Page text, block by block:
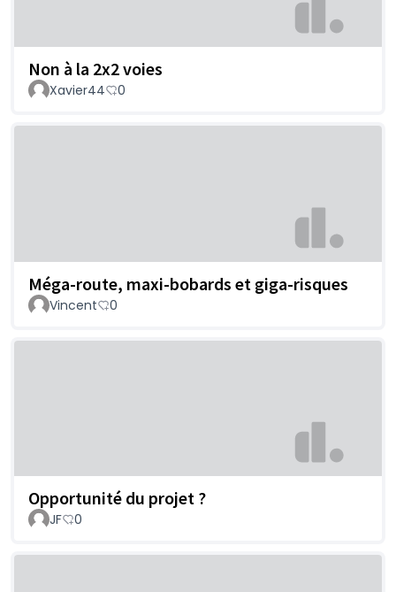
Non à la 2x2 voies
Xavier44 0
Méga-route, maxi-bobards et giga-risques
Vincent 0
Opportunité du projet ?
JF 0